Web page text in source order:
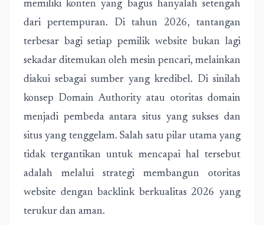
memiliki konten yang bagus hanyalah setengah
dari pertempuran. Di tahun 2026, tantangan
terbesar bagi setiap pemilik website bukan lagi
sekadar ditemukan oleh mesin pencari, melainkan
diakui sebagai sumber yang kredibel. Di sinilah
konsep Domain Authority atau otoritas domain
menjadi pembeda antara situs yang sukses dan
situs yang tenggelam. Salah satu pilar utama yang
tidak tergantikan untuk mencapai hal tersebut
adalah melalui strategi membangun otoritas
website dengan backlink berkualitas 2026 yang
terukur dan aman.